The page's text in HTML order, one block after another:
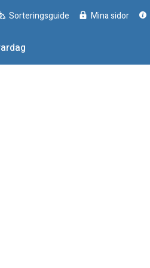
Sorteringsguide Mina sidor